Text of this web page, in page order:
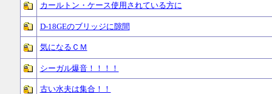
カールトン・ケース使用されている方に
D-18GEのブリッジに隙間
気になるＣＭ
シーガル爆音！！！！
古い水夫は集合！！